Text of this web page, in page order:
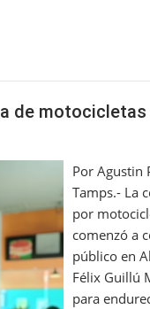
de
Por Agustin
Tamps.- La
por
comenzó a
público en
Félix Guillú
para